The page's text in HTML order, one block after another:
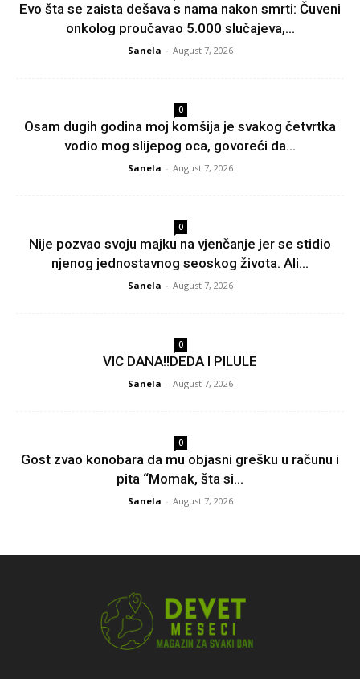
Evo šta se zaista dešava s nama nakon smrti: Čuveni
onkolog proučavao 5.000 slučajeva,...
Sanela - August 7, 2026
0
Osam dugih godina moj komšija je svakog četvrtka
vodio mog slijepog oca, govoreći da...
Sanela - August 7, 2026
0
Nije pozvao svoju majku na vjenčanje jer se stidio
njenog jednostavnog seoskog života. Ali...
Sanela - August 7, 2026
0
VIC DANA!!DEDA I PILULE
Sanela - August 7, 2026
0
Gost zvao konobara da mu objasni grešku u računu i
pita “Momak, šta si...
Sanela - August 7, 2026